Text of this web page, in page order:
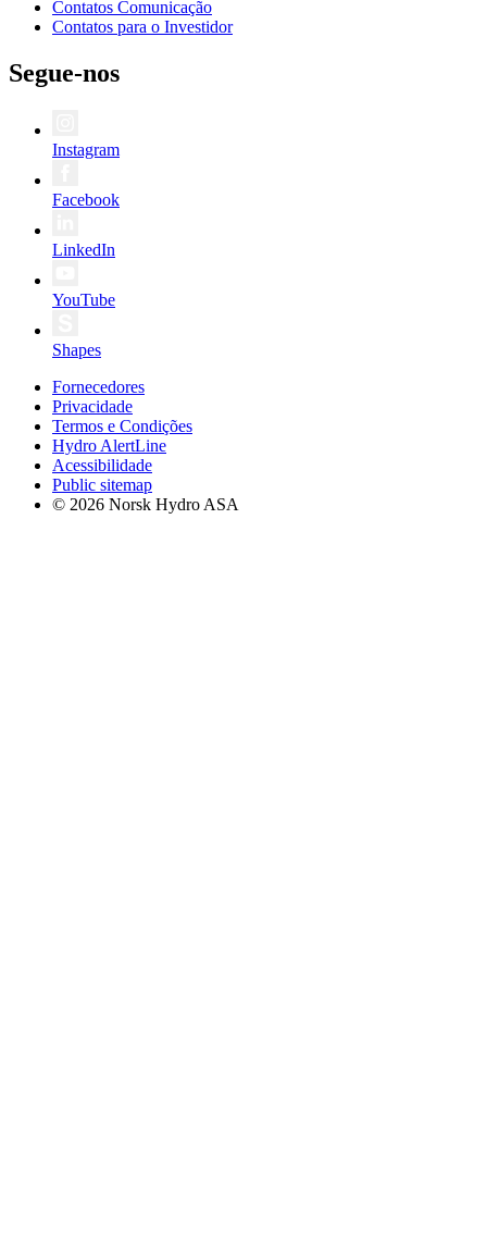
Contatos Comunicação
Contatos para o Investidor
Segue-nos
Instagram
Facebook
LinkedIn
YouTube
Shapes
Fornecedores
Privacidade
Termos e Condições
Hydro AlertLine
Acessibilidade
Public sitemap
© 2026 Norsk Hydro ASA